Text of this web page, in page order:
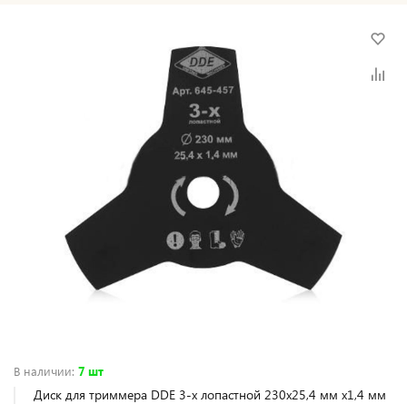
В наличии: 7 шт
Диск для триммера DDE 3-х лопастной 230х25,4 мм х1,4 мм